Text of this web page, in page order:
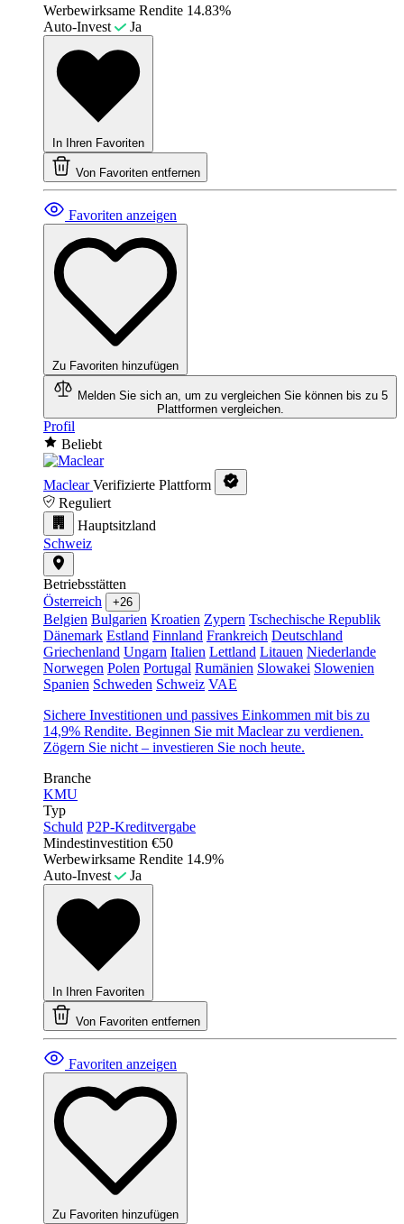
Werbewirksame Rendite 14.83%
Auto-Invest
Ja
In Ihren Favoriten
Von Favoriten entfernen
Favoriten anzeigen
Zu Favoriten hinzufügen
Melden Sie sich an, um zu vergleichen Sie können bis zu 5
Plattformen vergleichen.
Profil
Beliebt
Maclear Verifizierte Plattform
Reguliert
Hauptsitzland
Schweiz
Betriebsstätten
Österreich
+26
Belgien Bulgarien Kroatien Zypern Tschechische Republik
Dänemark Estland Finnland Frankreich Deutschland
Griechenland Ungarn Italien Lettland Litauen Niederlande
Norwegen Polen Portugal Rumänien Slowakei Slowenien
Spanien Schweden Schweiz VAE
Sichere Investitionen und passives Einkommen mit bis zu
14,9% Rendite. Beginnen Sie mit Maclear zu verdienen.
Zögern Sie nicht – investieren Sie noch heute.
Branche
KMU
Typ
Schuld P2P-Kreditvergabe
Mindestinvestition €50
Werbewirksame Rendite 14.9%
Auto-Invest
Ja
In Ihren Favoriten
Von Favoriten entfernen
Favoriten anzeigen
Zu Favoriten hinzufügen